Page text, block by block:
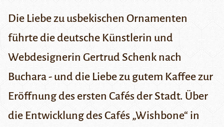
Die Liebe zu usbekischen Ornamenten
führte die deutsche Künstlerin und
Webdesignerin Gertrud Schenk nach
Buchara - und die Liebe zu gutem Kaffee zur
Eröffnung des ersten Cafés der Stadt. Über
die Entwicklung des Cafés „Wishbone“ in